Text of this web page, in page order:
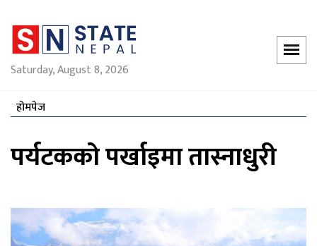
Saturday, August 8, 2026
होमपेज
पर्यटकको पर्खाइमा तास्नाधुरी